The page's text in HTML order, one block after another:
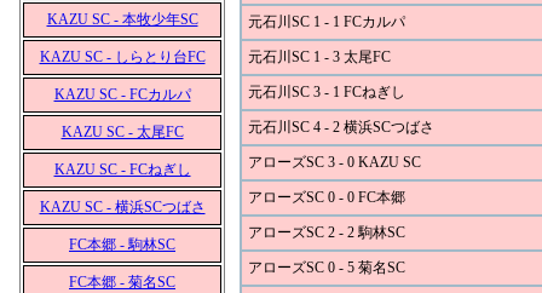
KAZU SC - 本牧少年SC
KAZU SC - しらとり台FC
KAZU SC - FCカルパ
KAZU SC - 太尾FC
KAZU SC - FCねぎし
KAZU SC - 横浜SCつばさ
FC本郷 - 駒林SC
FC本郷 - 菊名SC
元石川SC 1 - 1 FCカルパ
元石川SC 1 - 3 太尾FC
元石川SC 3 - 1 FCねぎし
元石川SC 4 - 2 横浜SCつばさ
アローズSC 3 - 0 KAZU SC
アローズSC 0 - 0 FC本郷
アローズSC 2 - 2 駒林SC
アローズSC 0 - 5 菊名SC